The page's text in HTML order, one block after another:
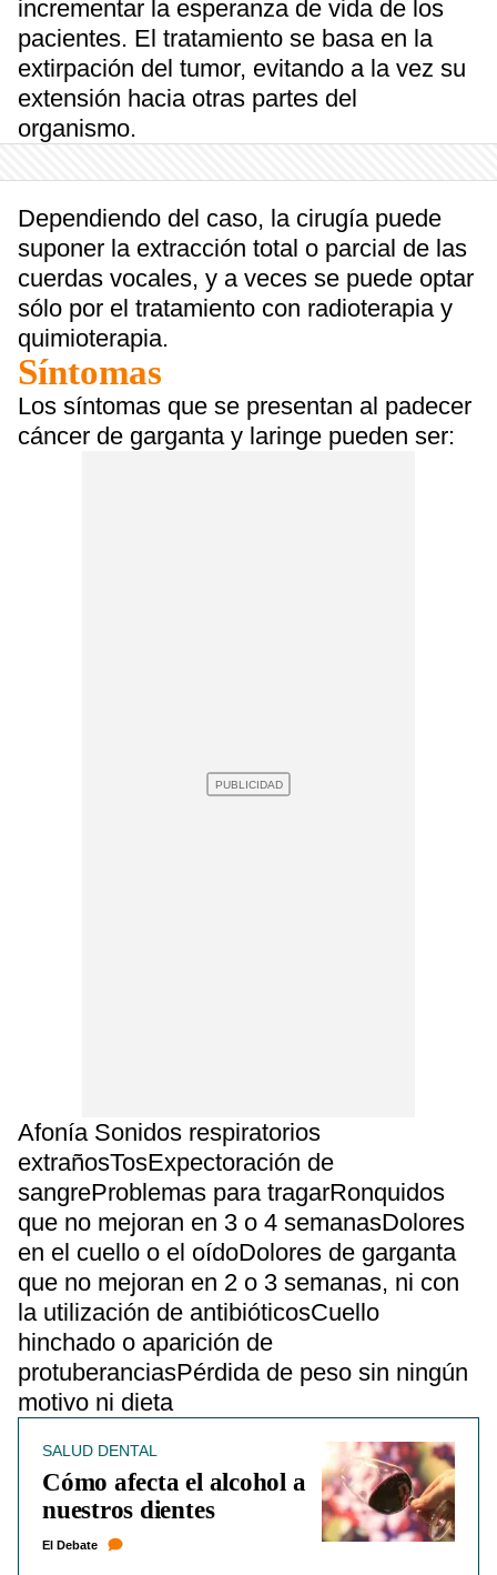
incrementar la esperanza de vida de los
pacientes. El tratamiento se basa en la
extirpación del tumor, evitando a la vez su
extensión hacia otras partes del
organismo.
Dependiendo del caso, la cirugía puede
suponer la extracción total o parcial de las
cuerdas vocales, y a veces se puede optar
sólo por el tratamiento con radioterapia y
quimioterapia.
Síntomas
Los síntomas que se presentan al padecer
cáncer de garganta y laringe pueden ser:
Afonía Sonidos respiratorios
extrañosTosExpectoración de
sangreProblemas para tragarRonquidos
que no mejoran en 3 o 4 semanasDolores
en el cuello o el oídoDolores de garganta
que no mejoran en 2 o 3 semanas, ni con
la utilización de antibióticosCuello
hinchado o aparición de
protuberanciasPérdida de peso sin ningún
motivo ni dieta
SALUD DENTAL
Cómo afecta el alcohol a
nuestros dientes
El Debate